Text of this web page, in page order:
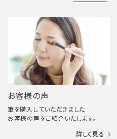
お客様の声
筆を購入していただきました
お客様の声をご紹介いたします。
詳しく見る